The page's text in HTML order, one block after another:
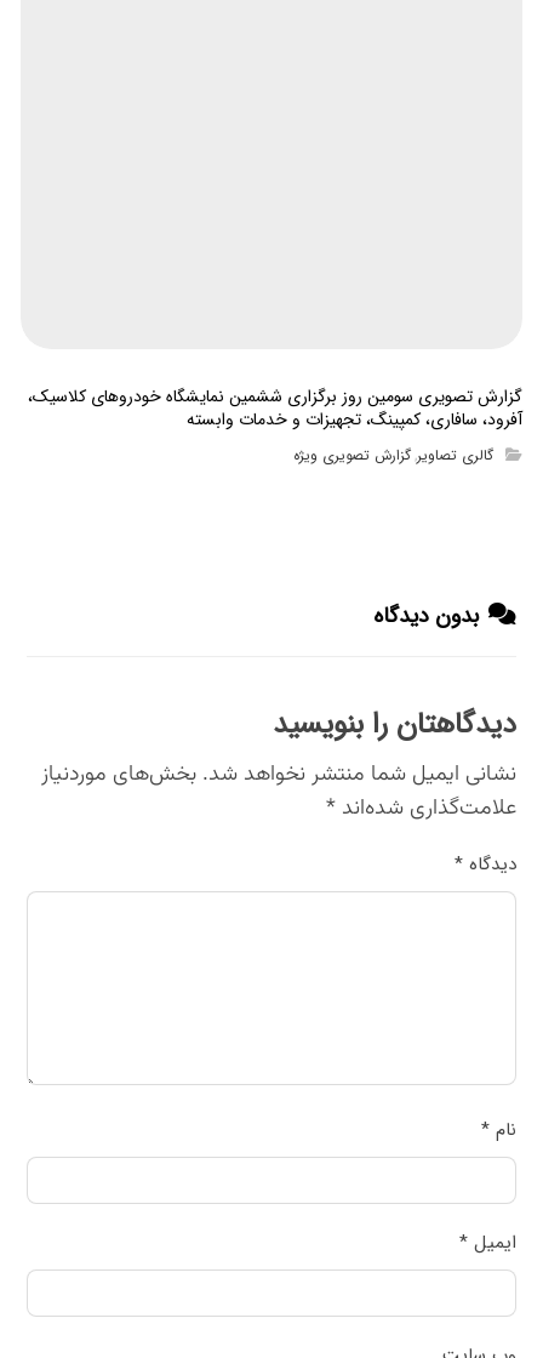
گزارش تصویری سومین روز برگزاری ششمین نمایشگاه خودروهای کلاسیک،
آفرود، سافاری، کمپینگ، تجهیزات و خدمات وابسته
گالری تصاویر,گزارش تصویری ویژه
بدون دیدگاه
دیدگاهتان را بنویسید
نشانی ایمیل شما منتشر نخواهد شد. بخش‌های موردنیاز
علامت‌گذاری شده‌اند*
دیدگاه*
نام*
ایمیل*